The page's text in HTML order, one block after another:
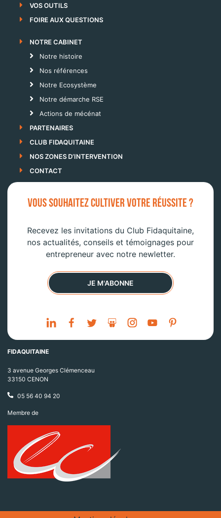
VOS OUTILS
FOIRE AUX QUESTIONS
NOTRE CABINET
Notre histoire
Nos références
Notre Ecosystème
Notre démarche RSE
Actions de mécénat
PARTENAIRES
CLUB FIDAQUITAINE
NOS ZONES D’INTERVENTION
CONTACT
VOUS SOUHAITEZ CULTIVER VOTRE RÉUSSITE ?
Recevez les invitations du Club Fidaquitaine,
nos actualités, conseils et témoignages pour
entrepreneur avec notre newletter.
JE M'ABONNE
FIDAQUITAINE
3 avenue Georges Clémenceau
33150 CENON
05 56 40 94 20
Membre de